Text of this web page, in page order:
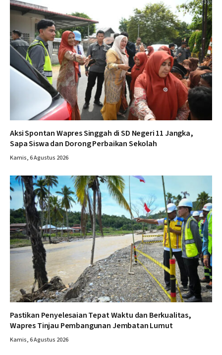
Aksi Spontan Wapres Singgah di SD Negeri 11 Jangka,
Sapa Siswa dan Dorong Perbaikan Sekolah
Kamis, 6 Agustus 2026
Pastikan Penyelesaian Tepat Waktu dan Berkualitas,
Wapres Tinjau Pembangunan Jembatan Lumut
Kamis, 6 Agustus 2026